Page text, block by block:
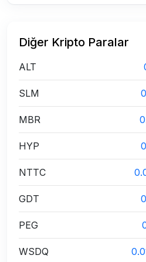
Diğer Kripto Paralar
ALT
SLM
MBR
HYP
NTTC
GDT
PEG
WSDQ